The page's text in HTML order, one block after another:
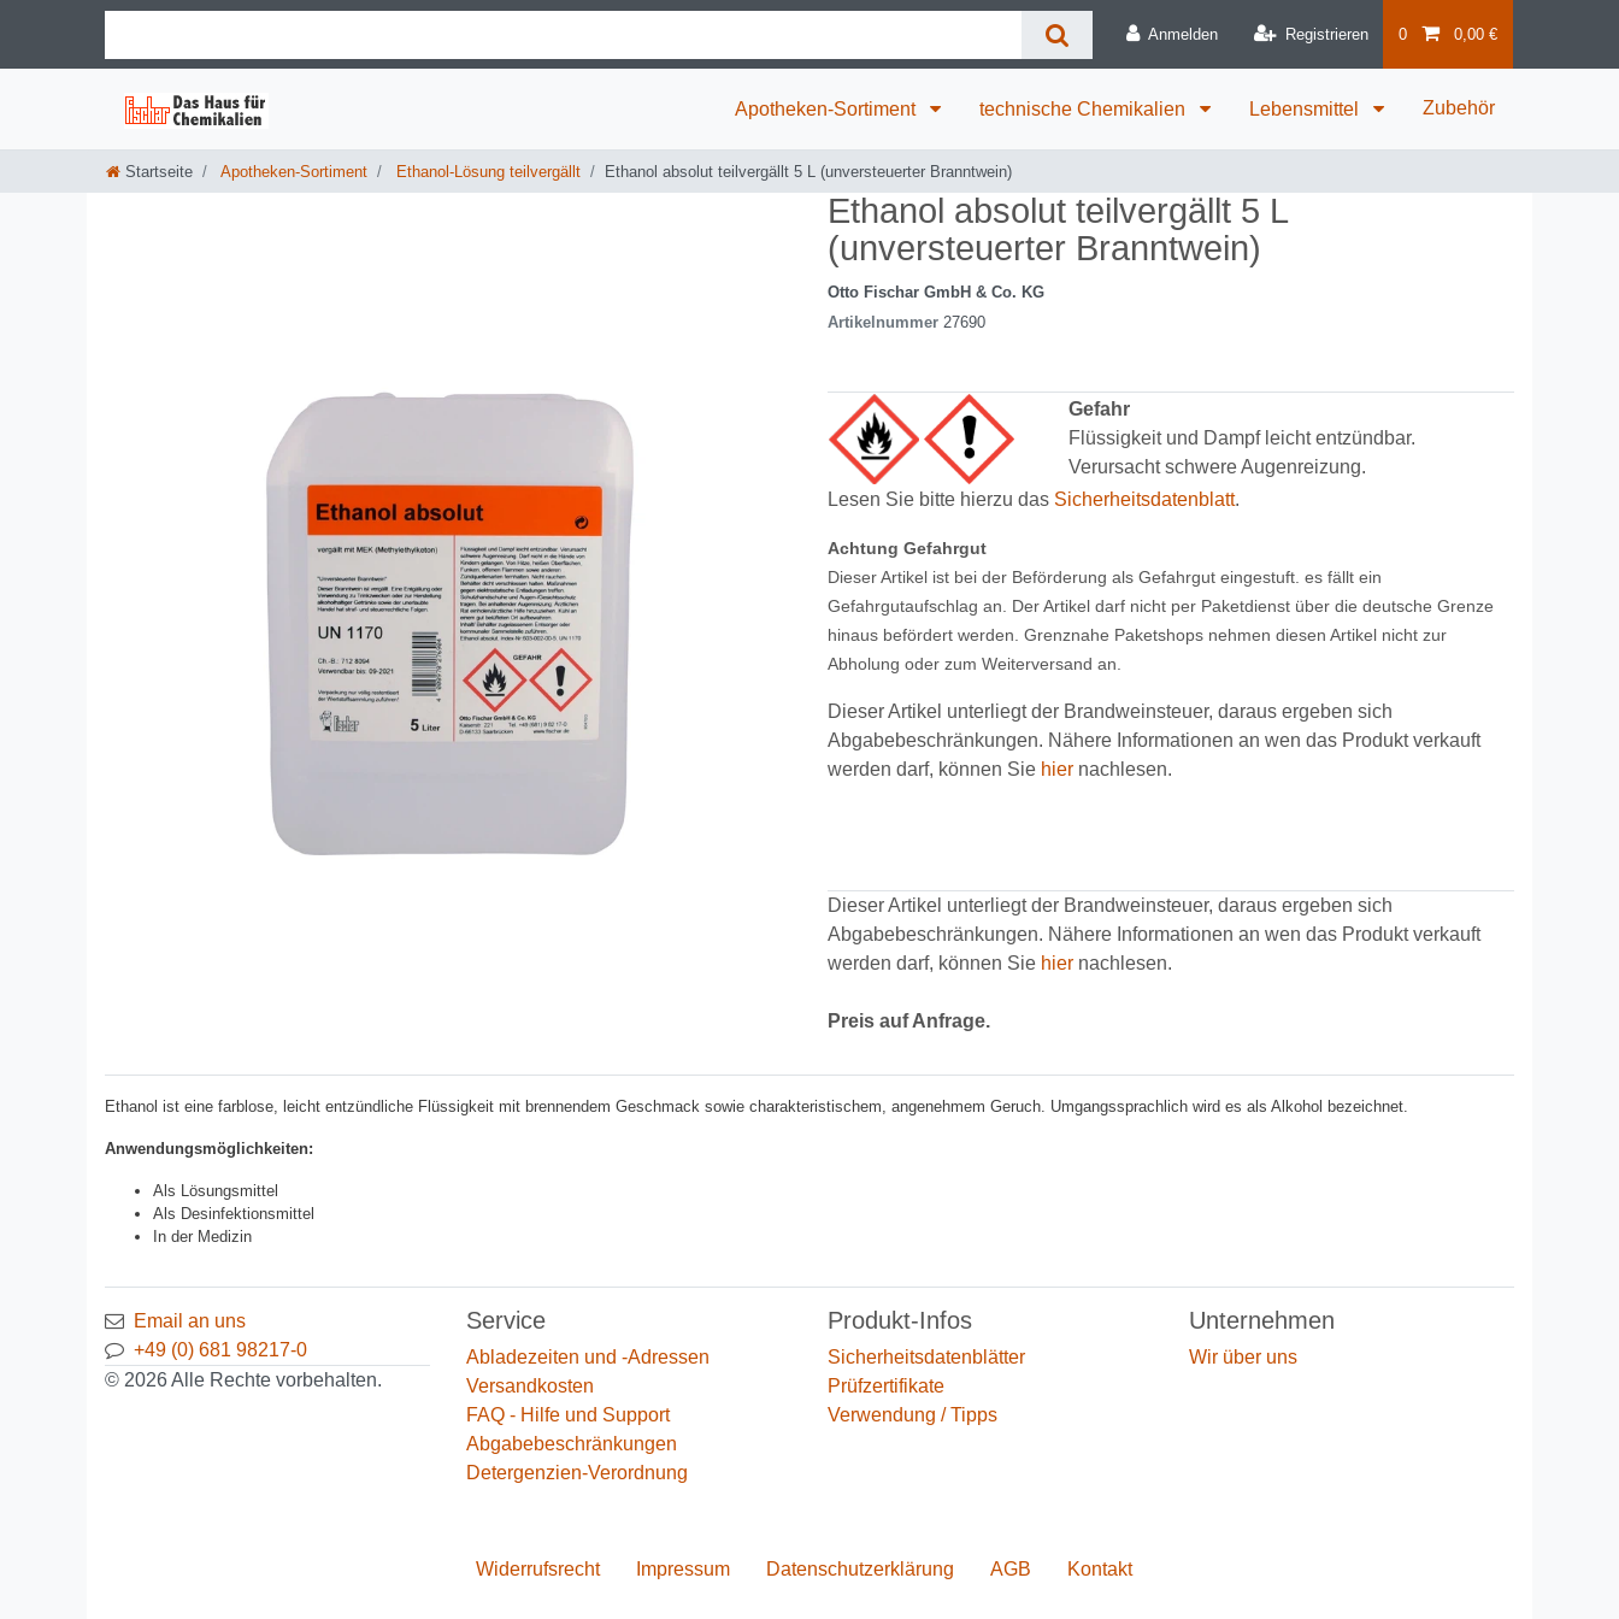
Anmelden Registrieren 0 0,00 €
Apotheken-Sortiment technische Chemikalien Lebensmittel Zubehör
Startseite Apotheken-Sortiment Ethanol-Lösung teilvergällt Ethanol absolut teilvergällt 5 L (unversteuerter Branntwein)
Ethanol absolut teilvergällt 5 L
(unversteuerter Branntwein)
Otto Fischar GmbH & Co. KG
Artikelnummer 27690
Gefahr
Flüssigkeit und Dampf leicht entzündbar.
Verursacht schwere Augenreizung.
Lesen Sie bitte hierzu das Sicherheitsdatenblatt.
Achtung Gefahrgut
Dieser Artikel ist bei der Beförderung als Gefahrgut eingestuft. es fällt ein
Gefahrgutaufschlag an. Der Artikel darf nicht per Paketdienst über die deutsche Grenze
hinaus befördert werden. Grenznahe Paketshops nehmen diesen Artikel nicht zur
Abholung oder zum Weiterversand an.
Dieser Artikel unterliegt der Brandweinsteuer, daraus ergeben sich
Abgabebeschränkungen. Nähere Informationen an wen das Produkt verkauft
werden darf, können Sie hier nachlesen.
Dieser Artikel unterliegt der Brandweinsteuer, daraus ergeben sich
Abgabebeschränkungen. Nähere Informationen an wen das Produkt verkauft
werden darf, können Sie hier nachlesen.
Preis auf Anfrage.
Ethanol ist eine farblose, leicht entzündliche Flüssigkeit mit brennendem Geschmack sowie charakteristischem, angenehmem Geruch. Umgangssprachlich wird es als Alkohol bezeichnet.
Anwendungsmöglichkeiten:
Als Lösungsmittel
Als Desinfektionsmittel
In der Medizin
Email an uns
+49 (0) 681 98217-0
© 2026 Alle Rechte vorbehalten.
Service
Abladezeiten und -Adressen
Versandkosten
FAQ - Hilfe und Support
Abgabebeschränkungen
Detergenzien-Verordnung
Produkt-Infos
Sicherheitsdatenblätter
Prüfzertifikate
Verwendung / Tipps
Unternehmen
Wir über uns
Widerrufs­recht Impressum Daten­schutz­erklärung AGB Kontakt